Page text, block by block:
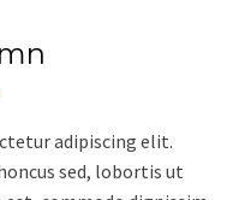
adipiscing elit.
sed, lobortis ut